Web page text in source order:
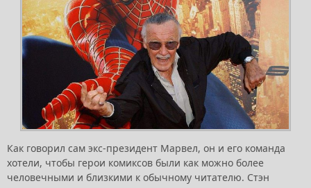
Как говорил сам экс-президент Марвел, он и его команда
хотели, чтобы герои комиксов были как можно более
человечными и близкими к обычному читателю. Стэн